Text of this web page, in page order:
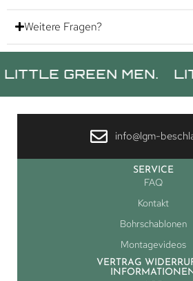
Weitere Fragen?
GREEN MEN. LITTLE
info@lgm-
SERVICE
FAQ
Kontakt
Bohrschablonen
Montagevideos
VERTRAG